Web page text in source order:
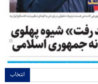
انتخاب